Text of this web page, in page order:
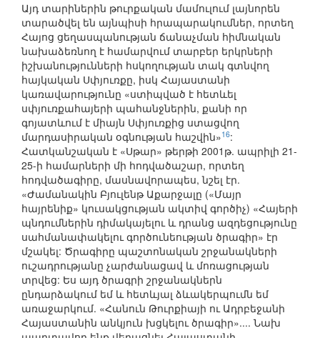
Այդ տարիներին թուրքական մամուլում լայնորեն
տարածվել են այնպիսի հրապարակումներ, որտեղ
Հայոց ցեղասպանության ճանաչման հիմնական
նախաձեռնող է համարվում տարբեր երկրների
իշխանությունների հսկողության տակ գտնվող
հայկական Սփյուռքը, իսկ Հայաստանի
կառավարությունը «ստիպված է հետևել
սփյուռքահայերի պահանջներին, քանի որ
գոյատևում է միայն Սփյուռքից ստացվող
մարդասիրական օգնության հաշվին»16:
Հատկանշական է «Սթար» թերթի 2001թ. ապրիլի 21-
25-ի համարների մի հոդվածաշար, որտեղ
հոդվածագիրը, մասնավորապես, նշել էր.
«Ժամանակին Բյուլենթ Աքարջալը («Մայր
հայրենիք» կուսակցության ակտիվ գործիչ) «Հայերի
պնդումներին դիմակայելու և դրանց ազդեցությունը
սահմանափակելու գործունեության ծրագիր» էր
մշակել: Ծրագիրը պաշտոնական շրջանակների
ուշադրությանը չարժանացավ և մոռացության
տրվեց: Ես այդ ծրագրի շրջանակներն
ընդարձակում եմ և հետևյալ ձևակերպումն եմ
առաջարկում. «Հանուն Թուրքիայի ու Ադրբեջանի
Հայաստանին անկյուն խցկելու ծրագիր».... Նախ